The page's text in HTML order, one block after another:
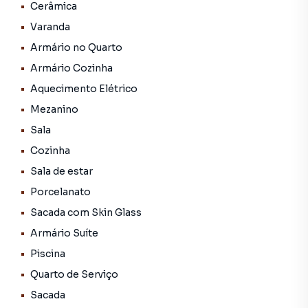
Cozinha moderna com excelente iluminação natural
Área gourmet completa com churrasqueira e forno de
Piscina com vista incrível da represa 🌅
Quintal amplo e bem cuidado
tranquilo
🌿 Um verdadeiro refúgio de bem-estar, ideal para quem
abrir mão do conforto e da sofisticação.
Próximo a comércios, mercados e vendinhas
Cerâmica
Varanda
Armário no Quarto
Armário Cozinha
Aquecimento Elétrico
Mezanino
Sala
Cozinha
Sala de estar
Porcelanato
Sacada com Skin Glass
Armário Suíte
Piscina
Quarto de Serviço
Sacada